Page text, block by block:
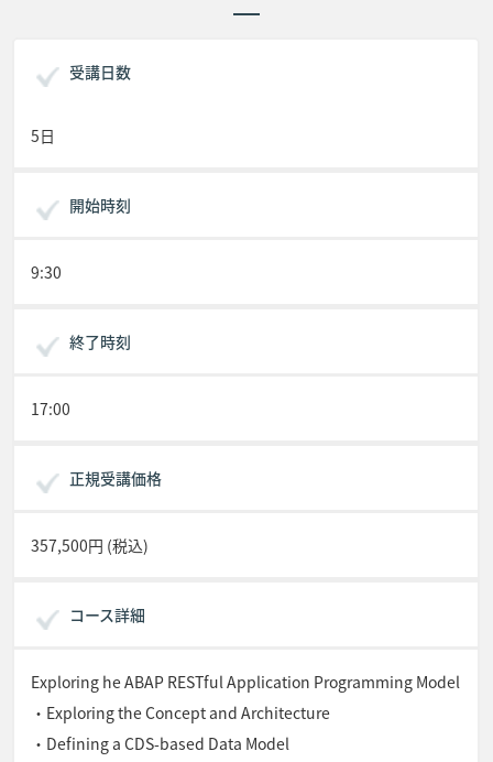
受講日数
5日
開始時刻
9:30
終了時刻
17:00
正規受講価格
357,500円 (税込)
コース詳細
Exploring he ABAP RESTful Application Programming Model
・Exploring the Concept and Architecture
・Defining a CDS-based Data Model